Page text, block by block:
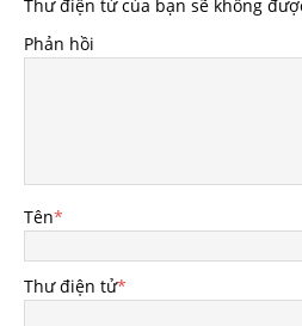
Thư điện tử của bạn sẽ không
Phản hồi
Tên*
Thư điện tử*